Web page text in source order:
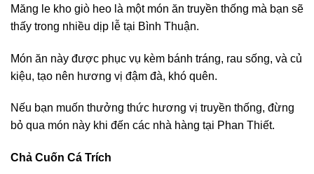
Măng le kho giò heo là một món ăn truyền thống mà bạn sẽ
thấy trong nhiều dịp lễ tại Bình Thuận.
Món ăn này được phục vụ kèm bánh tráng, rau sống, và củ
kiệu, tạo nên hương vị đậm đà, khó quên.
Nếu bạn muốn thưởng thức hương vị truyền thống, đừng
bỏ qua món này khi đến các nhà hàng tại Phan Thiết.
Chả Cuốn Cá Trích